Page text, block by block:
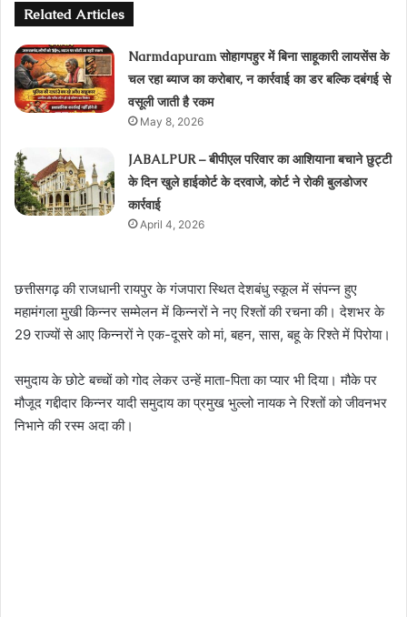
Related Articles
Narmdapuram सोहागपहुर में बिना साहूकारी लायसेंस के
चल रहा ब्‍याज का करोबार, न कार्रवाई का डर बल्कि दबंगई से
वसूली जाती है रकम
May 8, 2026
JABALPUR – बीपीएल परिवार का आशियाना बचाने छुट्टी
के दिन खुले हाईकोर्ट के दरवाजे, कोर्ट ने रोकी बुलडोजर
कार्रवाई
April 4, 2026
छत्तीसगढ़ की राजधानी रायपुर के गंजपारा स्थित देशबंधु स्कूल में संपन्न हुए
महामंगला मुखी किन्नर सम्मेलन में किन्नरों ने नए रिश्तों की रचना की। देशभर के
29 राज्यों से आए किन्नरों ने एक-दूसरे को मां, बहन, सास, बहू के रिश्ते में पिरोया।
समुदाय के छोटे बच्चों को गोद लेकर उन्हें माता-पिता का प्यार भी दिया। मौके पर
मौजूद गद्दीदार किन्नर यादी समुदाय का प्रमुख भुल्लो नायक ने रिश्तों को जीवनभर
निभाने की रस्म अदा की।